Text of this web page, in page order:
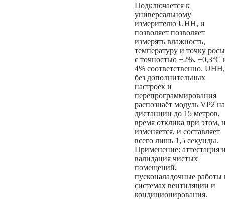
Подключается к
универсальному
измерителю UHH, и
позволяет позволяет
измерять влажность,
температуру и точку росы
с точностью ±2%, ±0,3°С
4% соответственно. UHH,
без дополнительных
настроек и
перепрограммирования
распознаёт модуль VP2 на
дистанции до 15 метров,
время отклика при этом,
изменяется, и составляет
всего лишь 1,5 секунды.
Применение: аттестация
валидация чистых
помещений,
пусконаладочные работы
системах вентиляции и
кондиционирования.